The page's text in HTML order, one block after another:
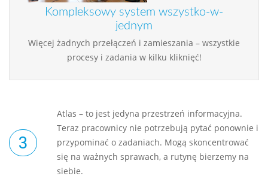
Kompleksowy system wszystko-w-
jednym
Więcej żadnych przełączeń i zamieszania – wszystkie
procesy i zadania w kilku kliknięć!
Atlas – to jest jedyna przestrzeń informacyjna.
Teraz pracownicy nie potrzebują pytać ponownie i
przypominać o zadaniach. Mogą skoncentrować
się na ważnych sprawach, a rutynę bierzemy na
siebie.